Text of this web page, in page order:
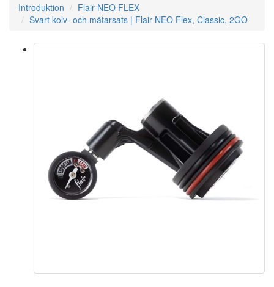
Introduktion
Flair NEO FLEX
Svart kolv- och mätarsats | Flair NEO Flex, Classic, 2GO